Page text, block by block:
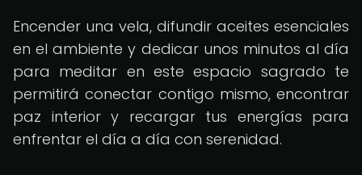
Encender una vela, difundir aceites esenciales
en el ambiente y dedicar unos minutos al día
para meditar en este espacio sagrado te
permitirá conectar contigo mismo, encontrar
paz interior y recargar tus energías para
enfrentar el día a día con serenidad.